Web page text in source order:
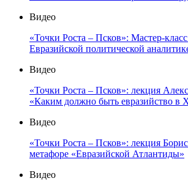
Видео
«Точки Роста – Псков»: Мастер-
Евразийской политической
Видео
«Точки Роста – Псков»: лекция
«Каким должно быть евразийство в
Видео
«Точки Роста – Псков»: лекция
метафоре «Евразийской Атлантиды»
Видео